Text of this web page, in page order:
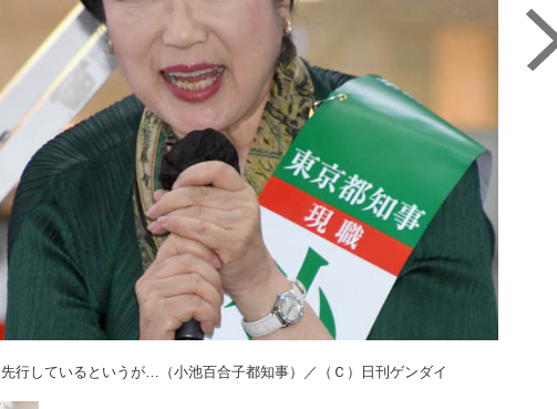
先行しているというが…（小池百合子都知事）／（Ｃ）日刊ゲンダイ